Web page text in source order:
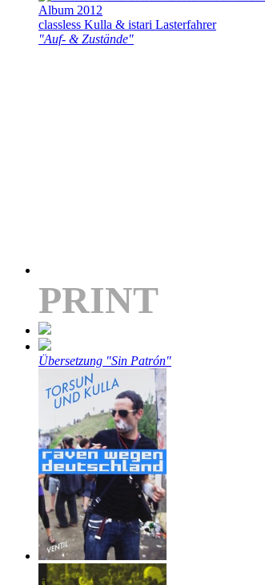
Album 2012
classless Kulla & istari Lasterfahrer
"Auf- & Zustände"
PRINT
Übersetzung "Sin Patrón"